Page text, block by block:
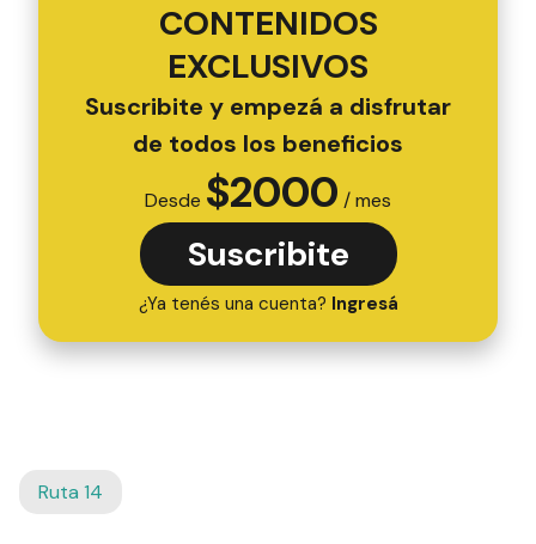
CONTENIDOS
EXCLUSIVOS
Suscribite y empezá a disfrutar
de todos los beneficios
Desde $2000 / mes
Suscribite
¿Ya tenés una cuenta? Ingresá
Ruta 14